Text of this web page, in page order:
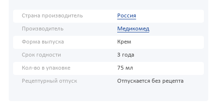
Страна производитель Россия
Производитель Медикомед
Форма выпуска Крем
Срок годности 3 года
Кол-во в упаковке 75 мл
Рецептурный отпуск Отпускается без рецепта